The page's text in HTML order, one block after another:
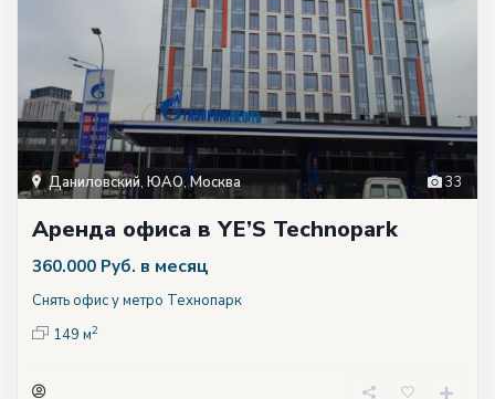
33
Даниловский, ЮАО,Москва
Аренда офиса в YE’S Technopark
360.000 Руб. в месяц
Снять офис у метро Технопарк
149 м2